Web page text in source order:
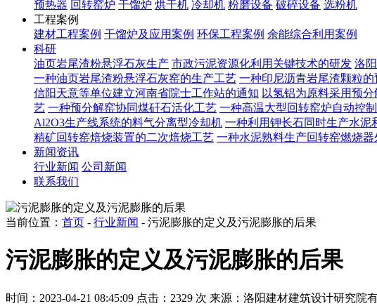
预热器 回转窑炉 干馏炉 烘干机 冷却机 粉磨设备 破碎设备 选粉机
工程案例
建材工程案例 干馏炉及应用案例 环保工程案例 余能综合利用案例
科研
油页岩尾渣粉悬浮石灰生产 市政污泥资源化利用关键技术的研发 洛
一种油页岩尾渣粉悬浮石灰窑的生产工艺 一种印尼沥青岩尾渣颗粒的
信阳天意等单位建立河南省院士工作站的通知 以氢铝为原料采用预
艺 一种预分解窑协同煤矸石活化工艺 一种高温大型回转窑炉自动控
Al2O3生产线系统的料气分离型冷却机 一种利用钾长石同时生产水泥
精矿回转窑焙烧装置的二次焙烧工艺 一种水泥熟料生产回转窑燃烧
新闻资讯
行业新闻 公司新闻
联系我们
当前位置： 首页 - 行业新闻 - 污泥膨胀的定义及污泥膨胀的后果
污泥膨胀的定义及污泥膨胀的后果
时间：2023-04-21 08:45:09 点击：2329 次 来源：洛阳建材建筑设计研究院